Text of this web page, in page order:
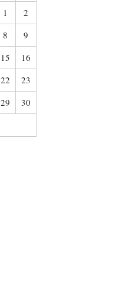
1
2
8
9
15
16
22
23
29
30